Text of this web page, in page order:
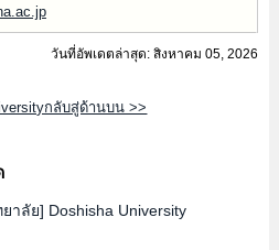
วันที่อัพเดตล่าสุด: สิงหาคม 05, 2026
กลับสู่ด้านบน >>
าลัย] Doshisha University